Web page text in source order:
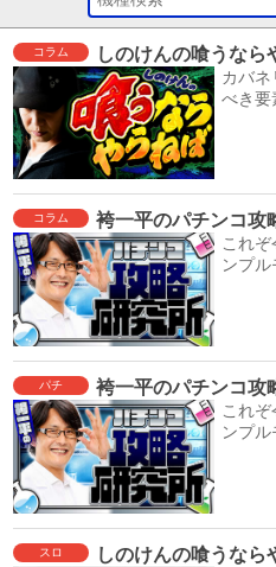
コラム しのけんの喰うなら
カバネ
べき要
コラム 袴一平のパチンコ攻
これ
ンプ
パチ 袴一平のパチンコ攻
これ
ンプ
スロ しのけんの喰うなら